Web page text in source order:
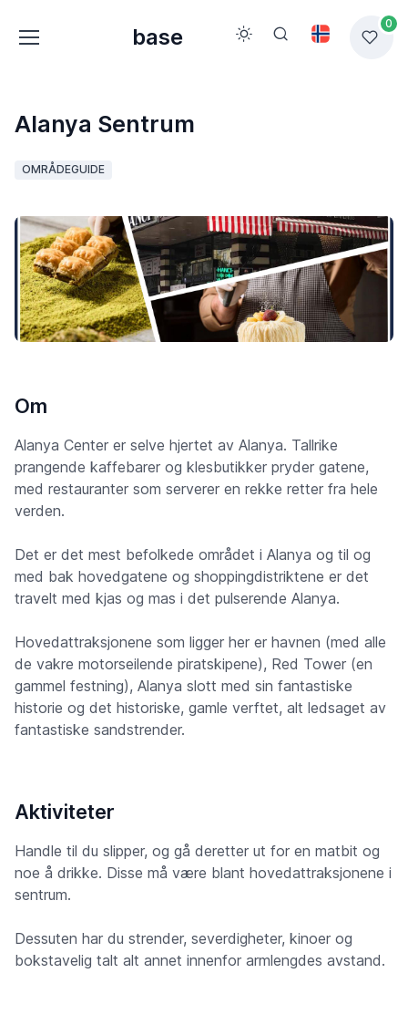
base
0
Alanya Sentrum
OMRÅDEGUIDE
Om
Alanya Center er selve hjertet av Alanya. Tallrike
prangende kaffebarer og klesbutikker pryder gatene,
med restauranter som serverer en rekke retter fra hele
verden.
Det er det mest befolkede området i Alanya og til og
med bak hovedgatene og shoppingdistriktene er det
travelt med kjas og mas i det pulserende Alanya.
Hovedattraksjonene som ligger her er havnen (med alle
de vakre motorseilende piratskipene), Red Tower (en
gammel festning), Alanya slott med sin fantastiske
historie og det historiske, gamle verftet, alt ledsaget av
fantastiske sandstrender.
Aktiviteter
Handle til du slipper, og gå deretter ut for en matbit og
noe å drikke. Disse må være blant hovedattraksjonene i
sentrum.
Dessuten har du strender, severdigheter, kinoer og
bokstavelig talt alt annet innenfor armlengdes avstand.